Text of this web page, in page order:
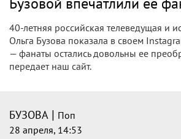
Театральный критик
Бузовой в «Покровских
Театральный критик Марина Райкина
певицы Ольги Бузовой в спектакле